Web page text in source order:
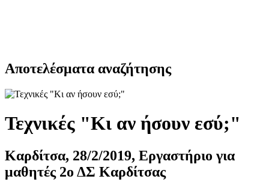
Αποτελέσματα αναζήτησης
Τεχνικές "Κι αν ήσουν εσύ;"
Καρδίτσα, 28/2/2019, Εργαστήριο για
μαθητές 2ο ΔΣ Καρδίτσας